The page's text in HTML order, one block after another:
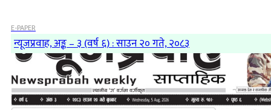
E-PAPER
न्यूजप्रवाह, अङ्क – ३ (वर्ष ६) : साउन २० गते, २०८३